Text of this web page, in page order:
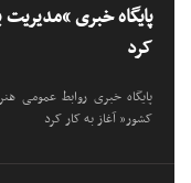
پایگاه خبری
کرد
پایگاه خبری روابط عمومی
کشور” آغاز به کار کرد